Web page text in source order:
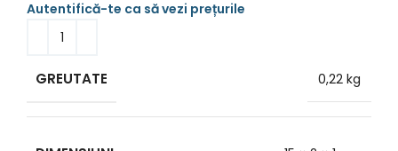
GREUTATE 0,22 kg